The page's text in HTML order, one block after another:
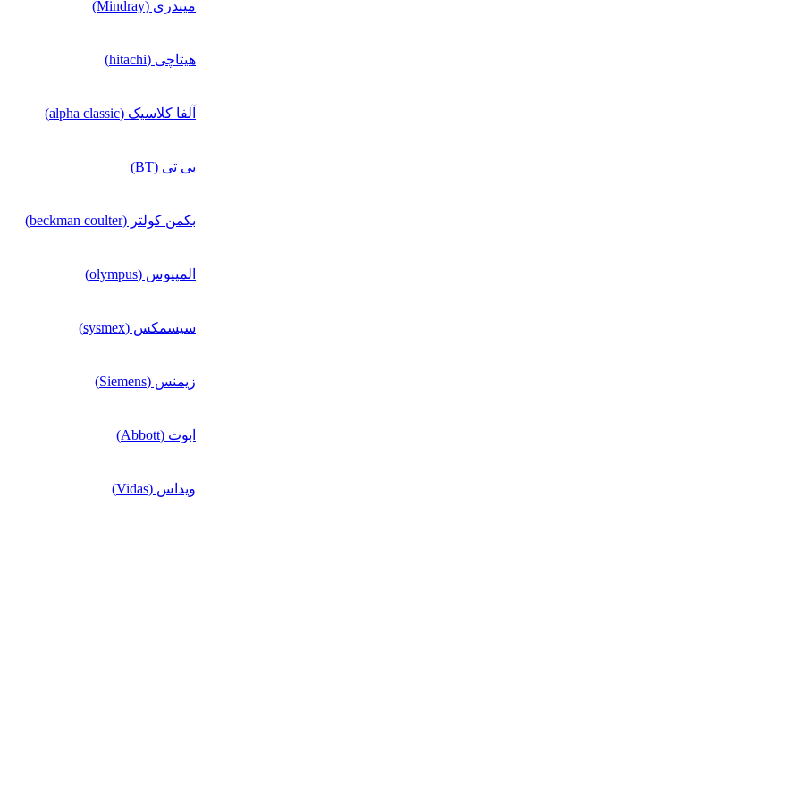
میندری (Mindray)
هیتاچی (hitachi)
آلفا کلاسیک (alpha classic)
بی تی (BT)
بکمن کولتر (beckman coulter)
المپیوس (olympus)
سیسمکس (sysmex)
زیمنس (Siemens)
ابوت (Abbott)
ویداس (Vidas)